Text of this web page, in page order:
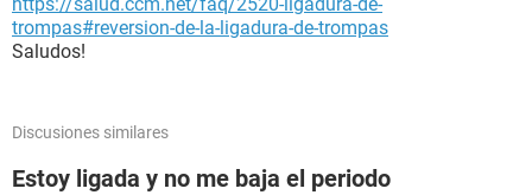
trompas#reversion-de-la-ligadura-de-trompas
Saludos!
Discusiones similares
Estoy ligada y no me baja el periodo